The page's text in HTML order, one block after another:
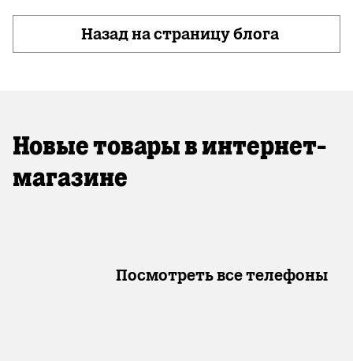
Назад на страницу блога
Новые товары в интернет-
магазине
Посмотреть все телефоны